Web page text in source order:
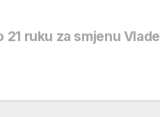
21 ruku za smjenu Vlade